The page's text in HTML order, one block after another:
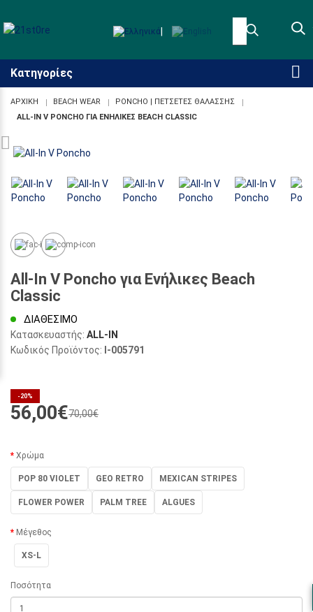
Κατηγορίες
ΑΡΧΙΚΉ BEACH WEAR
PONCHO | ΠΕΤΣΕΤΕΣ ΘΑΛΑΣΣΗΣ
ALL-IN V PONCHO ΓΙΑ ΕΝΉΛΙΚΕΣ BEACH CLASSIC
All-In V Poncho για Ενήλικες Beach
Classic
Κατασκευαστής: ALL-IN
Κωδικός Προϊόντος: I-005791
ΔΙΑΘΈΣΙΜΟ
-20%
70,00€
56,00€
Χρώμα
POP 80 VIOLET GEO RETRO MEXICAN STRIPES
FLOWER POWER PALM TREE ALGUES
Μέγεθος
XS-L
Ποσότητα
Προσβασιμότητα